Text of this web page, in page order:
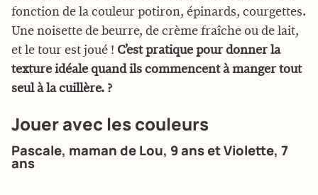
fonction de la couleur potiron, épinards, courgettes.
Une noisette de beurre, de crème fraîche ou de lait,
et le tour est joué ! C’est pratique pour donner la
texture idéale quand ils commencent à manger tout
seul à la cuillère. ?
Jouer avec les couleurs
Pascale, maman de Lou, 9 ans et Violette, 7
ans